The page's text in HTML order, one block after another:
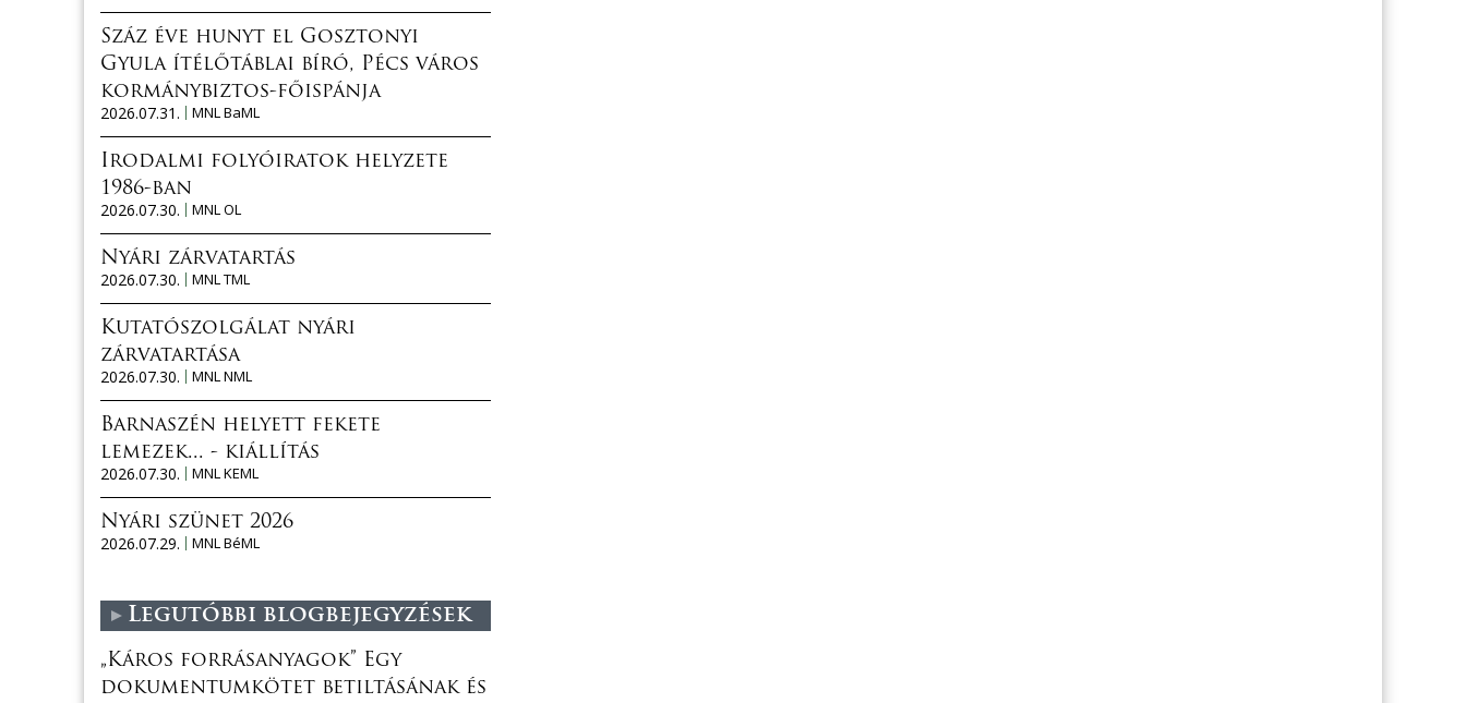
Száz éve hunyt el Gosztonyi
Gyula ítélőtáblai bíró, Pécs város
kormánybiztos-főispánja
2026.07.31.
MNL BaML
Irodalmi folyóiratok helyzete
1986-ban
2026.07.30.
MNL OL
Nyári zárvatartás
2026.07.30.
MNL TML
Kutatószolgálat nyári
zárvatartása
2026.07.30.
MNL NML
Barnaszén helyett fekete
lemezek... - kiállítás
2026.07.30.
MNL KEML
Nyári szünet 2026
2026.07.29.
MNL BéML
Legutóbbi blogbejegyzések
„Káros forrásanyagok” Egy
dokumentumkötet betiltásának és